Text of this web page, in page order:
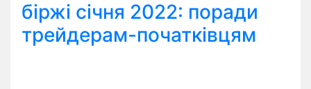
біржі січня 2022: поради
трейдерам-початківцям